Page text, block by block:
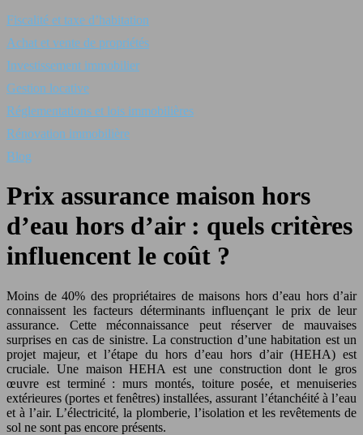
Fiscalité et taxe d’habitation
Achat et vente de propriétés
Investissement immobilier
Gestion locative
Réglementations et lois immobilières
Rénovation immobilière
Blog
Prix assurance maison hors
d’eau hors d’air : quels critères
influencent le coût ?
Moins de 40% des propriétaires de maisons hors d’eau hors d’air
connaissent les facteurs déterminants influençant le prix de leur
assurance. Cette méconnaissance peut réserver de mauvaises
surprises en cas de sinistre. La construction d’une habitation est un
projet majeur, et l’étape du hors d’eau hors d’air (HEHA) est
cruciale. Une maison HEHA est une construction dont le gros
œuvre est terminé : murs montés, toiture posée, et menuiseries
extérieures (portes et fenêtres) installées, assurant l’étanchéité à l’eau
et à l’air. L’électricité, la plomberie, l’isolation et les revêtements de
sol ne sont pas encore présents.